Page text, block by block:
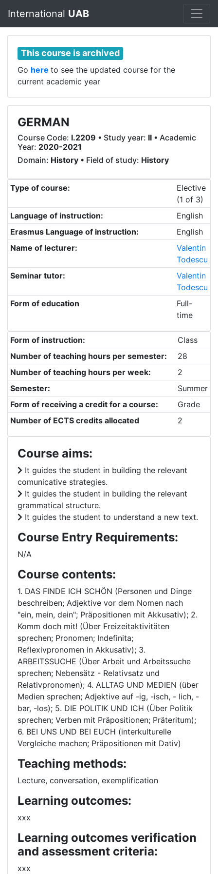
International UAB
This course is archived
Go here to see the updated course for the
current academic year
GERMAN
Course Code: I.2209 • Study year: II • Academic
Year: 2020-2021
Domain: History • Field of study: History
Type of course:
Elective
(1 of 3)
Language of instruction:
English
Erasmus Language of instruction:
English
Name of lecturer:
Valentin
Todescu
Seminar tutor:
Valentin
Todescu
Form of education
Full-
time
Form of instruction:
Class
Number of teaching hours per semester:
28
Number of teaching hours per week:
2
Semester:
Summer
Form of receiving a credit for a course:
Grade
Number of ECTS credits allocated
2
Course aims:
It guides the student in building the relevant
comunicative strategies.
It guides the student in building the relevant
grammatical structure.
It guides the student to understand a new text.
Course Entry Requirements:
N/A
Course contents:
1. DAS FINDE ICH SCHÖN (Personen und Dinge
beschreiben; Adjektive vor dem Nomen nach
"ein, mein, dein"; Präpositionen mit Akkusativ); 2.
Komm doch mit! (Über Freizeitaktivitäten
sprechen; Pronomen; Indefinita;
Reflexivpronomen in Akkusativ); 3.
ARBEITSSUCHE (Über Arbeit und Arbeitssuche
sprechen; Nebensätz - Relativsatz und
Relativpronomen); 4. ALLTAG UND MEDIEN (über
Medien sprechen; Adjektive auf -ig, -isch, - lich, -
bar, -los); 5. DIE POLITIK UND ICH (Über Politik
sprechen; Verben mit Präpositionen; Präteritum);
6. BEI UNS UND BEI EUCH (interkulturelle
Vergleiche machen; Präpositionen mit Dativ)
Teaching methods:
Lecture, conversation, exemplification
Learning outcomes:
xxx
Learning outcomes verification
and assessment criteria:
xxx